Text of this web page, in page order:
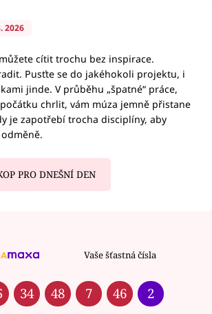
2026
cítit trochu bez inspirace.
Pusťte se do jakéhokoli projektu, i
jinde. V průběhu „špatné“ práce,
chrlit, vám múza jemně přistane
je zapotřebí trocha disciplíny, aby
PRO DNEŠNÍ DEN
Vaše šťastná čísla
34 48 7 46 2